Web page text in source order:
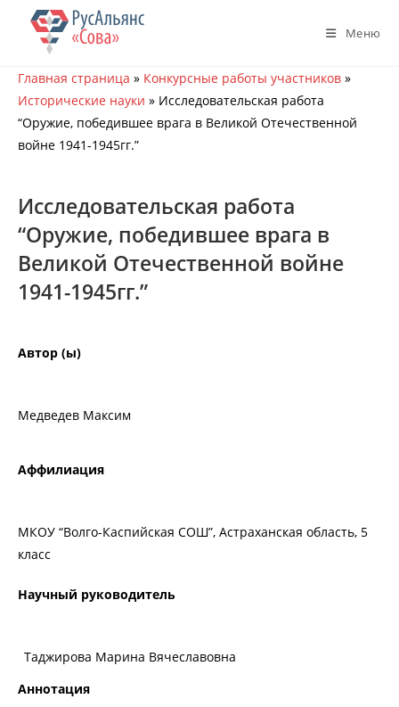
Перейти
содержимому
Меню
Главная страница » Конкурсные работы участников »
Исторические науки » Исследовательская работа
“Оружие, победившее врага в Великой Отечественной
войне 1941-1945гг.”
Исследовательская работа
“Оружие, победившее врага в
Великой Отечественной войне
1941-1945гг.”
Автор (ы)
Медведев Максим
Аффилиация
МКОУ “Волго-Каспийская СОШ”, Астраханская область, 5
класс
Научный руководитель
Таджирова Марина Вячеславовна
Аннотация